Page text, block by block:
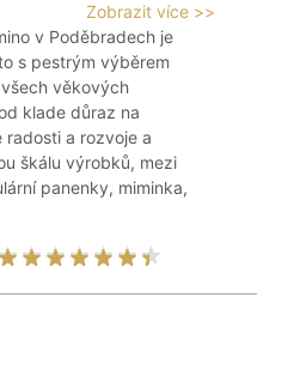
Zobrazit více >>
v Poděbradech je
s pestrým výběrem
věkových
klade důraz na
a rozvoje a
škálu výrobků, mezi
panenky, miminka,